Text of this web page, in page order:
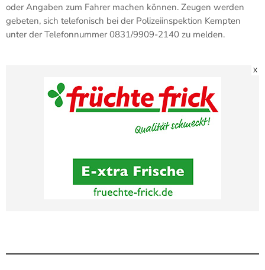
oder Angaben zum Fahrer machen können. Zeugen werden
gebeten, sich telefonisch bei der Polizeiinspektion Kempten
unter der Telefonnummer 0831/9909-2140 zu melden.
X